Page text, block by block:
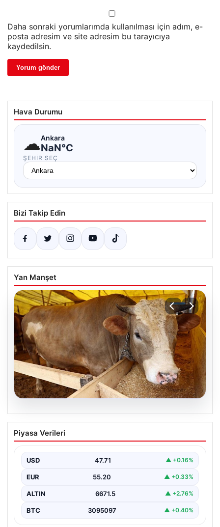
Daha sonraki yorumlarımda kullanılması için adım, e-
posta adresim ve site adresim bu tarayıcıya
kaydedilsin.
Hava Durumu
☁Ankara
NaN°C
ŞEHIR SEÇ
Bizi Takip Edin
Yan Manşet
Kurbanlık fiyatları il il sorgulama ekranı
2026: Büyükbaş ve küçükbaş canlı kilo
ve tüm illerin kurbanlık fiyatları
2026 Kurban Bayramı öncesinde en çok merak edilen
konulardan biri olan kurbanlık fiyatları netleşmeye…
Piyasa Verileri
USD 47.71 ▲ +0.16%
EUR 55.20 ▲ +0.33%
ALTIN 6671.5 ▲ +2.76%
BTC 3095097 ▲ +0.40%